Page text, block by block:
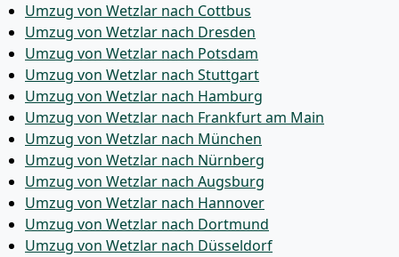
Umzug von Wetzlar nach Cottbus
Umzug von Wetzlar nach Dresden
Umzug von Wetzlar nach Potsdam
Umzug von Wetzlar nach Stuttgart
Umzug von Wetzlar nach Hamburg
Umzug von Wetzlar nach Frankfurt am Main
Umzug von Wetzlar nach München
Umzug von Wetzlar nach Nürnberg
Umzug von Wetzlar nach Augsburg
Umzug von Wetzlar nach Hannover
Umzug von Wetzlar nach Dortmund
Umzug von Wetzlar nach Düsseldorf